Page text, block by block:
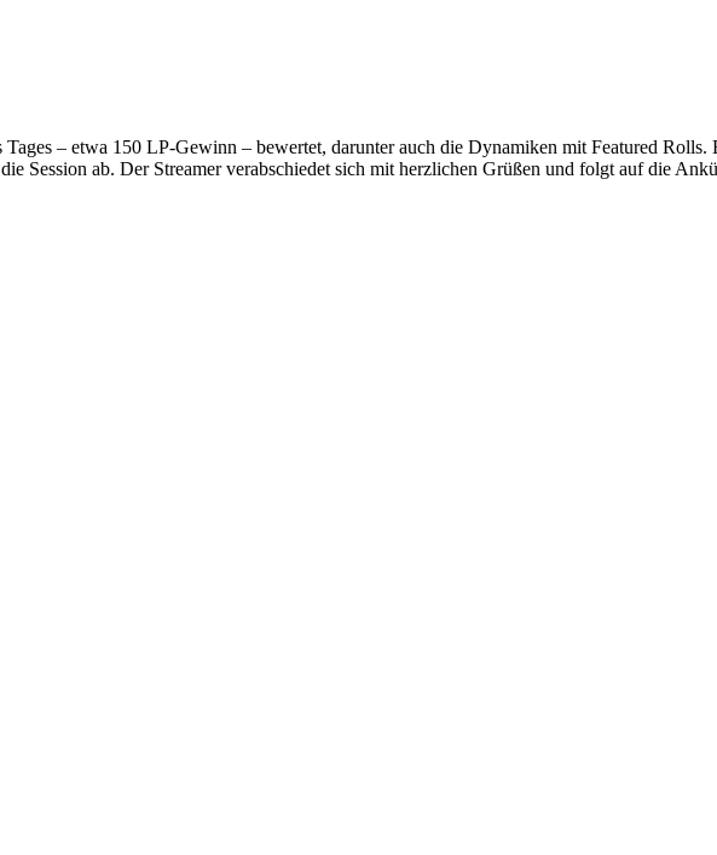
Tages – etwa 150 LP-Gewinn – bewertet, darunter auch die Dynamiken mit Featured
Session ab. Der Streamer verabschiedet sich mit herzlichen Grüßen und folgt auf die